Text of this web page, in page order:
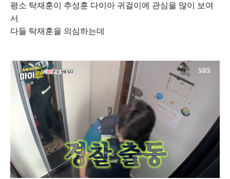
평소 탁재훈이 추성훈 다이아 귀걸이에 관심을 많이 보여
서
다들 탁재훈을 의심하는데